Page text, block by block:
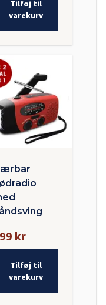
Tilføj til
varekurv
kr
Tilføj til
varekurv